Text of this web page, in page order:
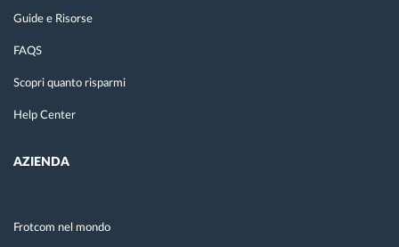
Guide e Risorse
FAQS
Scopri quanto risparmi
Help Center
AZIENDA
Frotcom nel mondo